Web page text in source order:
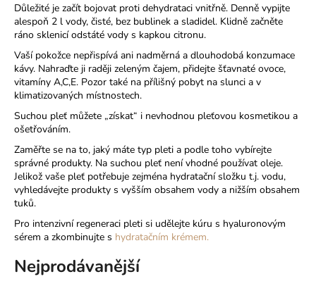
Důležité je začít bojovat proti dehydrataci vnitřně. Denně vypijte
alespoň 2 l vody, čisté, bez bublinek a sladidel. Klidně začněte
ráno sklenicí odstáté vody s kapkou citronu.
Vaší pokožce nepřispívá ani nadměrná a dlouhodobá konzumace
kávy. Nahraďte ji raději zeleným čajem, přidejte šťavnaté ovoce,
vitamíny A,C,E. Pozor také na přílišný pobyt na slunci a v
klimatizovaných místnostech.
Suchou pleť můžete „získat“ i nevhodnou pleťovou kosmetikou a
ošetřováním.
Zaměřte se na to, jaký máte typ pleti a podle toho vybírejte
správné produkty. Na suchou pleť není vhodné používat oleje.
Jelikož vaše pleť potřebuje zejména hydratační složku t.j. vodu,
vyhledávejte produkty s vyšším obsahem vody a nižším obsahem
tuků.
Pro intenzivní regeneraci pleti si udělejte kúru s hyaluronovým
sérem a zkombinujte s hydratačním krémem.
Nejprodávanější
HLEDAT
D
p
o
r
u
č
u
e
m
e